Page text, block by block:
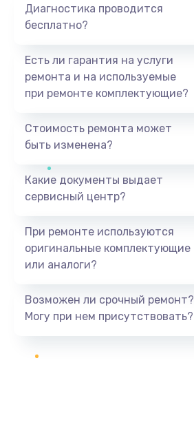
Диагностика проводится
бесплатно?
Есть ли гарантия на услуги
ремонта и на используемые
при ремонте комплектующие?
Стоимость ремонта может
быть изменена?
Какие документы выдает
сервисный центр?
При ремонте используются
оригинальные комплектующие
или аналоги?
Возможен ли срочный ремонт?
Могу при нем присутствовать?